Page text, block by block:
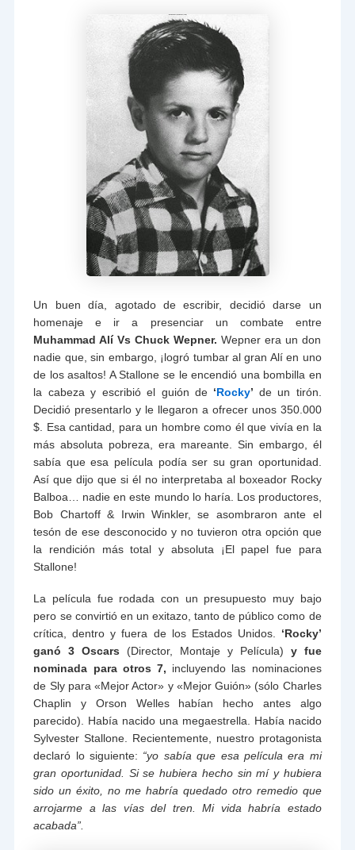
Un buen día, agotado de escribir, decidió darse un
homenaje e ir a presenciar un combate entre
Muhammad Alí Vs Chuck Wepner. Wepner era un don
nadie que, sin embargo, ¡logró tumbar al gran Alí en uno
de los asaltos! A Stallone se le encendió una bombilla en
la cabeza y escribió el guión de ‘Rocky’ de un tirón.
Decidió presentarlo y le llegaron a ofrecer unos 350.000
$. Esa cantidad, para un hombre como él que vivía en la
más absoluta pobreza, era mareante. Sin embargo, él
sabía que esa película podía ser su gran oportunidad.
Así que dijo que si él no interpretaba al boxeador Rocky
Balboa… nadie en este mundo lo haría. Los productores,
Bob Chartoff & Irwin Winkler, se asombraron ante el
tesón de ese desconocido y no tuvieron otra opción que
la rendición más total y absoluta ¡El papel fue para
Stallone!
La película fue rodada con un presupuesto muy bajo
pero se convirtió en un exitazo, tanto de público como de
crítica, dentro y fuera de los Estados Unidos. ‘Rocky’
ganó 3 Oscars (Director, Montaje y Película) y fue
nominada para otros 7, incluyendo las nominaciones
de Sly para «Mejor Actor» y «Mejor Guión» (sólo Charles
Chaplin y Orson Welles habían hecho antes algo
parecido). Había nacido una megaestrella. Había nacido
Sylvester Stallone. Recientemente, nuestro protagonista
declaró lo siguiente: “yo sabía que esa película era mi
gran oportunidad. Si se hubiera hecho sin mí y hubiera
sido un éxito, no me habría quedado otro remedio que
arrojarme a las vías del tren. Mi vida habría estado
acabada”.